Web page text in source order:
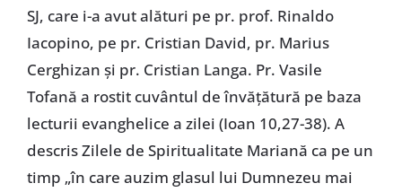
SJ, care i-a avut alături pe pr. prof. Rinaldo
Iacopino, pe pr. Cristian David, pr. Marius
Cerghizan și pr. Cristian Langa. Pr. Vasile
Tofană a rostit cuvântul de învățătură pe baza
lecturii evanghelice a zilei (Ioan 10,27-38). A
descris Zilele de Spiritualitate Mariană ca pe un
timp „în care auzim glasul lui Dumnezeu mai